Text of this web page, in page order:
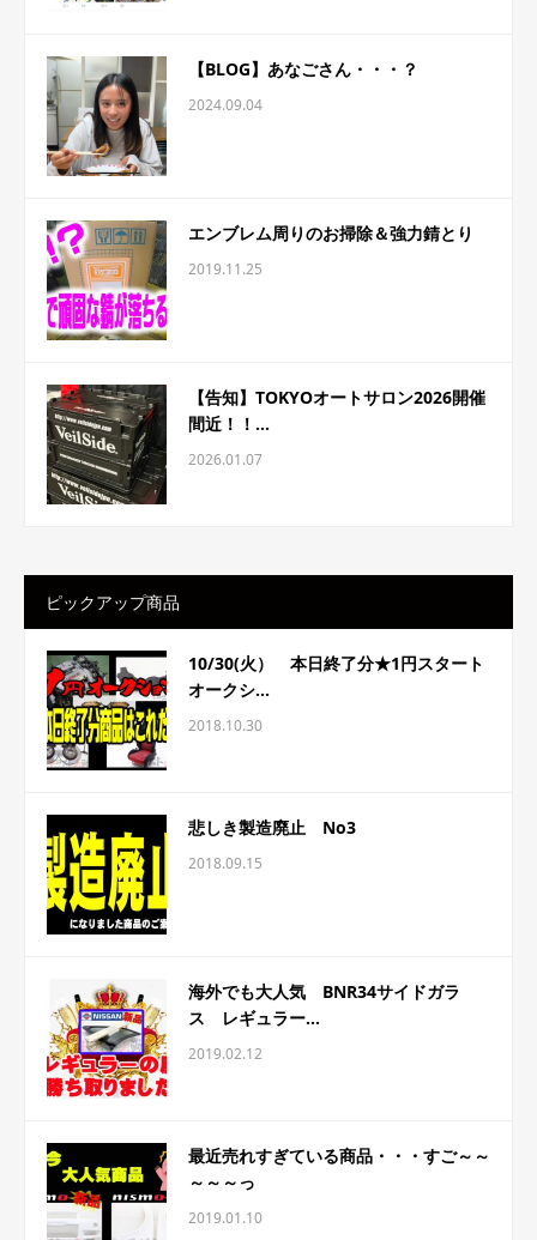
【BLOG】あなごさん・・・？
2024.09.04
エンブレム周りのお掃除＆強力錆とり
2019.11.25
【告知】TOKYOオートサロン2026開催
間近！！...
2026.01.07
ピックアップ商品
10/30(火） 本日終了分★1円スタート
オークシ...
2018.10.30
悲しき製造廃止 No3
2018.09.15
海外でも大人気 BNR34サイドガラ
ス レギュラー...
2019.02.12
最近売れすぎている商品・・・すご～～
～～～っ
2019.01.10